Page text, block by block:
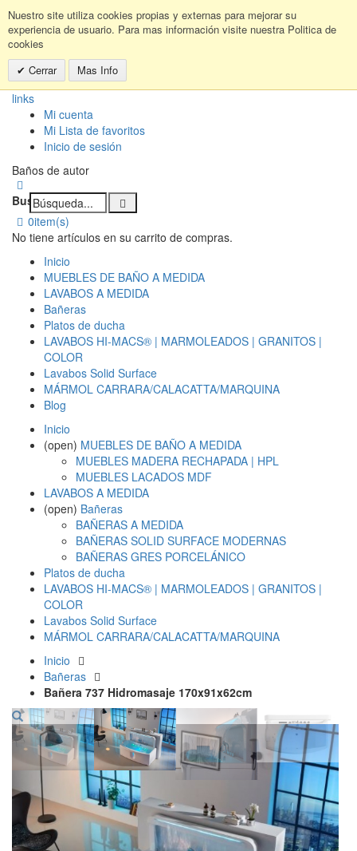
Nuestro site utiliza cookies propias y externas para mejorar su
experiencia de usuario. Para mas información visite nuestra Politica de
cookies
Cerrar
Mas Info
links
Mi cuenta
Mi Lista de favoritos
Inicio de sesión
Baños de autor
Buscar:
0item(s)
No tiene artículos en su carrito de compras.
Inicio
MUEBLES DE BAÑO A MEDIDA
LAVABOS A MEDIDA
Bañeras
Platos de ducha
LAVABOS HI-MACS® | MARMOLEADOS | GRANITOS |
COLOR
Lavabos Solid Surface
MÁRMOL CARRARA/CALACATTA/MARQUINA
Blog
Inicio
(open) MUEBLES DE BAÑO A MEDIDA
MUEBLES MADERA RECHAPADA | HPL
MUEBLES LACADOS MDF
LAVABOS A MEDIDA
(open) Bañeras
BAÑERAS A MEDIDA
BAÑERAS SOLID SURFACE MODERNAS
BAÑERAS GRES PORCELÁNICO
Platos de ducha
LAVABOS HI-MACS® | MARMOLEADOS | GRANITOS |
COLOR
Lavabos Solid Surface
MÁRMOL CARRARA/CALACATTA/MARQUINA
Inicio
Bañeras
Bañera 737 Hidromasaje 170x91x62cm